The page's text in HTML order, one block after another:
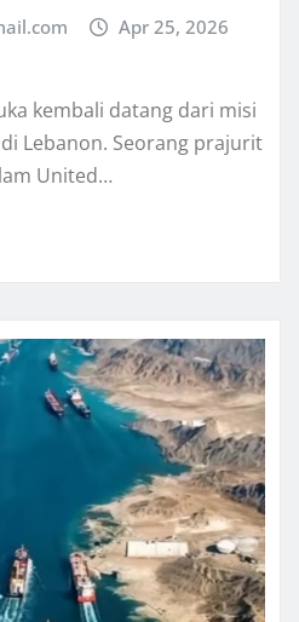
Apr 25, 2026
kembali datang dari misi
Lebanon. Seorang prajurit
United…